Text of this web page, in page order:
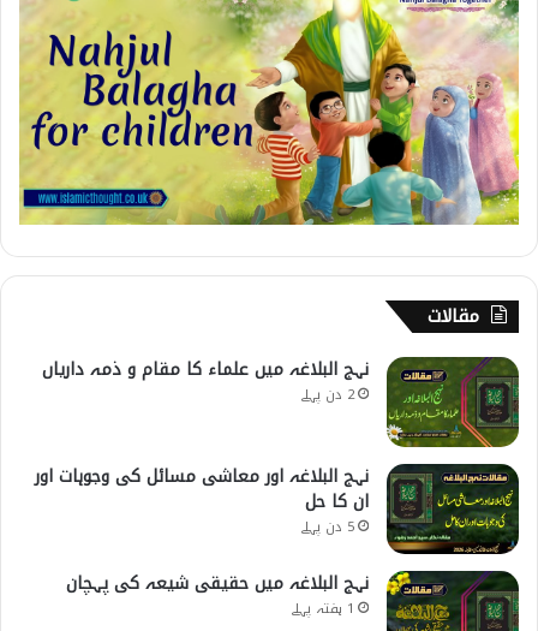
مقالات
نہج البلاغہ میں علماء کا مقام و ذمہ داریاں
2 دن پہلے
نہج البلاغہ اور معاشی مسائل کی وجوہات اور
ان کا حل
5 دن پہلے
نہج البلاغہ میں حقیقی شیعہ کی پہچان
1 ہفتہ پہلے